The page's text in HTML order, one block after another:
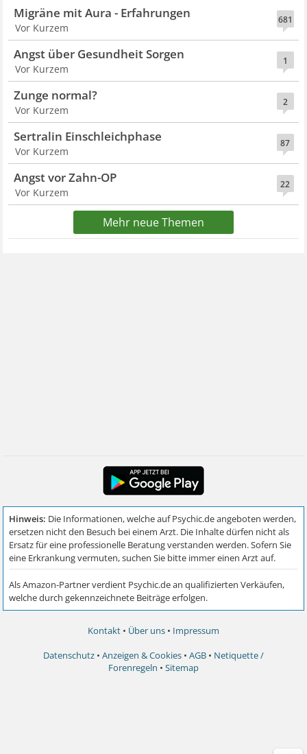
681
Migräne mit Aura - Erfahrungen
Vor Kurzem
1
Angst über Gesundheit Sorgen
Vor Kurzem
2
Zunge normal?
Vor Kurzem
87
Sertralin Einschleichphase
Vor Kurzem
22
Angst vor Zahn-OP
Vor Kurzem
Mehr neue Themen
Kontakt • Über uns • Impressum
Datenschutz • Anzeigen & Cookies • AGB • Netiquette /
Forenregeln • Sitemap